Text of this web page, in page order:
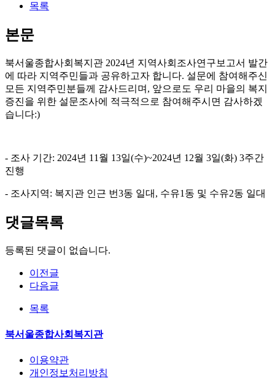
목록
본문
북서울종합사회복지관 2024년 지역사회조사연구보고서 발간
에 따라 지역주민들과 공유하고자 합니다. 설문에 참여해주신
모든 지역주민분들께 감사드리며, 앞으로도 우리 마을의 복지
증진을 위한 설문조사에 적극적으로 참여해주시면 감사하겠
습니다:)
- 조사 기간: 2024년 11월 13일(수)~2024년 12월 3일(화) 3주간
진행
- 조사지역: 복지관 인근 번3동 일대, 수유1동 및 수유2동 일대
댓글목록
등록된 댓글이 없습니다.
이전글
다음글
목록
북서울종합사회복지관
이용약관
개인정보처리방침